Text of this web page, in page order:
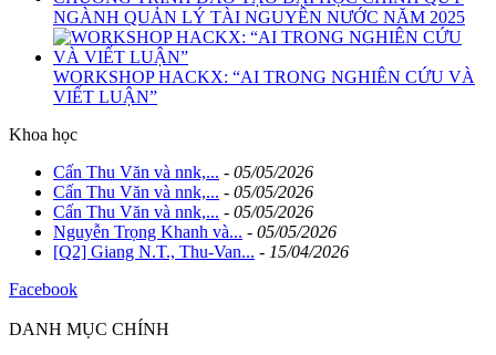
NGÀNH QUẢN LÝ TÀI NGUYÊN NƯỚC NĂM 2025
WORKSHOP HACKX: “AI TRONG NGHIÊN CỨU VÀ
VIẾT LUẬN”
Khoa học
Cấn Thu Văn và nnk,... - 05/05/2026
Cấn Thu Văn và nnk,... - 05/05/2026
Cấn Thu Văn và nnk,... - 05/05/2026
Nguyễn Trọng Khanh và... - 05/05/2026
[Q2] Giang N.T., Thu-Van... - 15/04/2026
Facebook
DANH MỤC CHÍNH